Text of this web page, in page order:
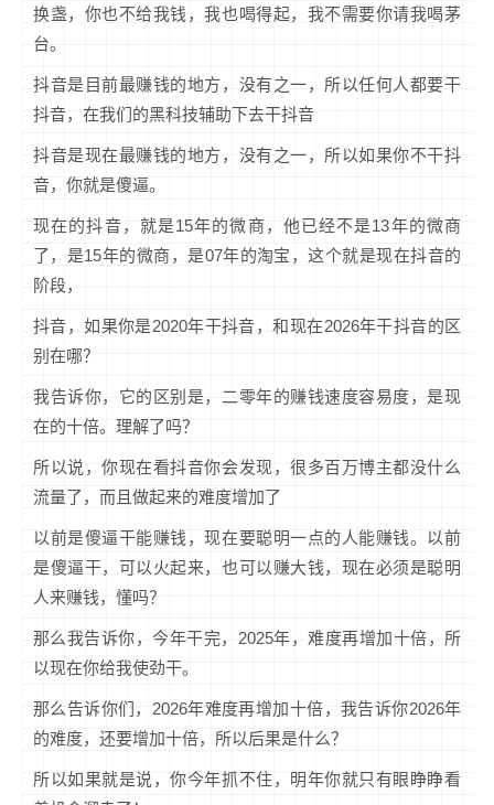
换盏，你也不给我钱，我也喝得起，我不需要你请我喝茅
台。
抖音是目前最赚钱的地方，没有之一，所以任何人都要干
抖音，在我们的黑科技辅助下去干抖音
抖音是现在最赚钱的地方，没有之一，所以如果你不干抖
音，你就是傻逼。
现在的抖音，就是15年的微商，他已经不是13年的微商
了，是15年的微商，是07年的淘宝，这个就是现在抖音的
阶段，
抖音，如果你是2020年干抖音，和现在2026年干抖音的区
别在哪？
我告诉你，它的区别是，二零年的赚钱速度容易度，是现
在的十倍。理解了吗？
所以说，你现在看抖音你会发现，很多百万博主都没什么
流量了，而且做起来的难度增加了
以前是傻逼干能赚钱，现在要聪明一点的人能赚钱。以前
是傻逼干，可以火起来，也可以赚大钱，现在必须是聪明
人来赚钱，懂吗？
那么我告诉你，今年干完，2025年，难度再增加十倍，所
以现在你给我使劲干。
那么告诉你们，2026年难度再增加十倍，我告诉你2026年
的难度，还要增加十倍，所以后果是什么？
所以如果就是说，你今年抓不住，明年你就只有眼睁睁看